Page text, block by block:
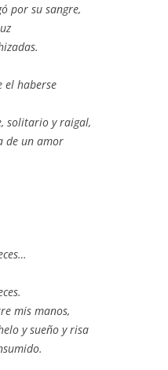
por su sangre,
el haberse
solitario y raigal,
de un amor
mis manos,
y sueño y risa